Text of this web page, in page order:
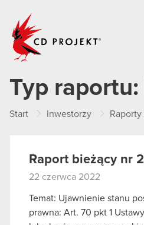
Typ raportu:
Start Inwestorzy
Raport bieżący nr
22 czerwca 2022
Temat: Ujawnienie stanu
prawna: Art. 70 pkt 1